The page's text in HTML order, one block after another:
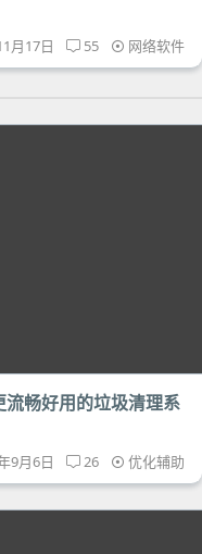
月17日 55 网络软件
畅好用的垃圾清理系
9月6日 26 优化辅助